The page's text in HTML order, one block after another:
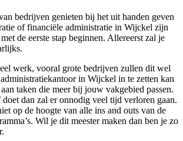
bedrijven genieten bij het uit handen geven
of financiële administratie in Wijckel zijn
de eerste stap beginnen. Allereerst zal je
werk, vooral grote bedrijven zullen dit wel
in Wijckel in te zetten kan
taken die meer bij jouw vakgebied passen.
doet dan zal er onnodig veel tijd verloren gaan.
op de hoogte van alle ins and outs van de
Wil je dit meester maken dan ben je zo